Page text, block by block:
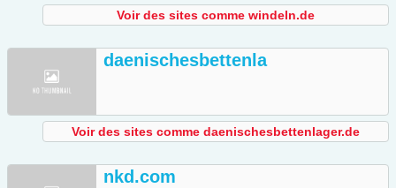
Voir des sites comme windeln.de
daenischesbettenla
Voir des sites comme daenischesbettenlager.de
nkd.com